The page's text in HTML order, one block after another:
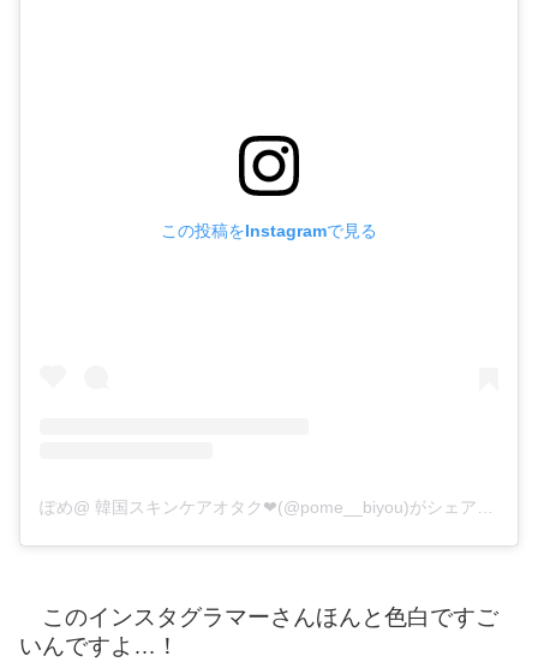
この投稿をInstagramで見る
ぽめ@ 韓国スキンケアオタク❤︎(@pome__biyou)がシェアした投稿
このインスタグラマーさんほんと色白ですご
いんですよ…！